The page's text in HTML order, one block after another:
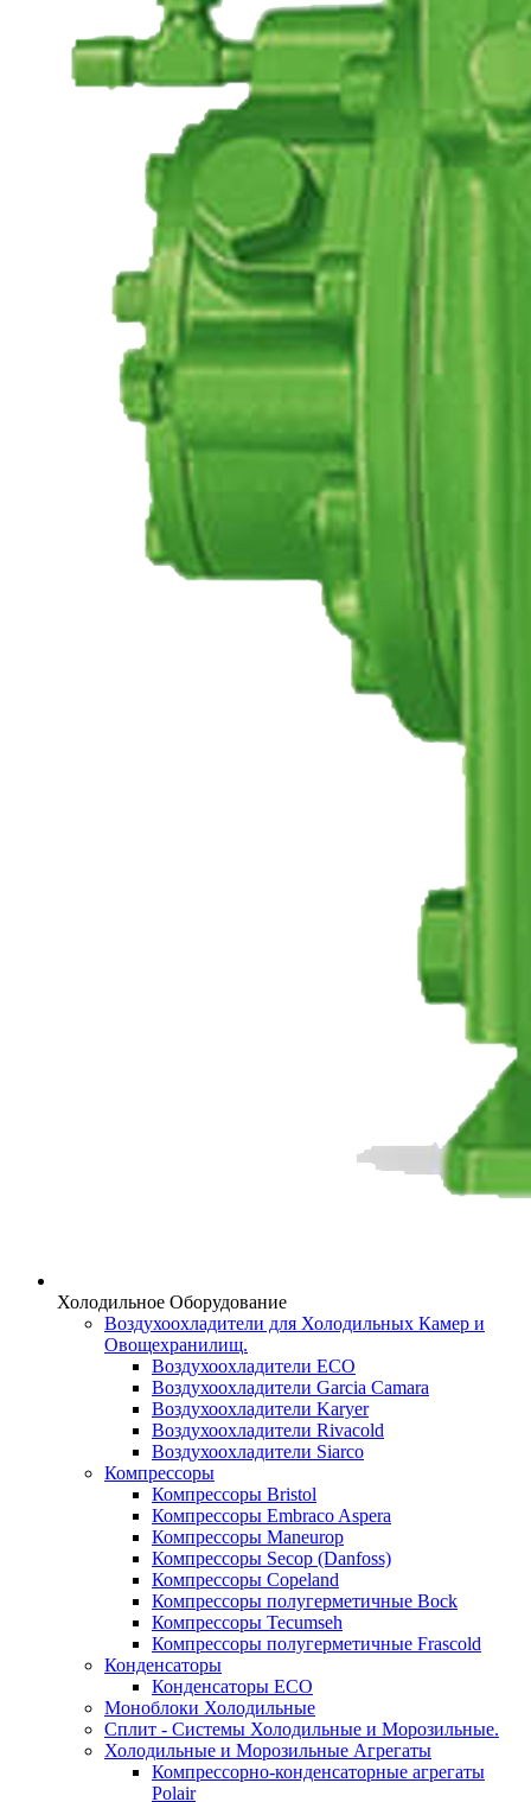
Холодильное Оборудование
Воздухоохладители для Холодильных Камер и
Овощехранилищ.
Воздухоохладители ECO
Воздухоохладители Garcia Camara
Воздухоохладители Karyer
Воздухоохладители Rivacold
Воздухоохладители Siarco
Компрессоры
Компрессоры Bristol
Компрессоры Embraco Aspera
Компрессоры Maneurop
Компрессоры Secop (Danfoss)
Компрессоры Copeland
Компрессоры полугерметичные Bock
Компрессоры Tecumseh
Компрессоры полугерметичные Frascold
Конденсаторы
Конденсаторы ECO
Моноблоки Холодильные
Сплит - Системы Холодильные и Морозильные.
Холодильные и Морозильные Агрегаты
Компрессорно-конденсаторные агрегаты
Polair